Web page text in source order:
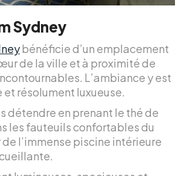
Sydney
bénéficie d’un emplacement
de la ville et à proximité de
L’ambiance y est
résolument luxueuse.
détendre en prenant le thé de
les fauteuils confortables du
l’immense piscine intérieure